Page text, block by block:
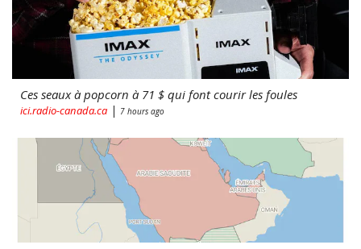
Ces seaux à popcorn à 71 $ qui font courir les foules
ici.radio-canada.ca | 7 hours ago